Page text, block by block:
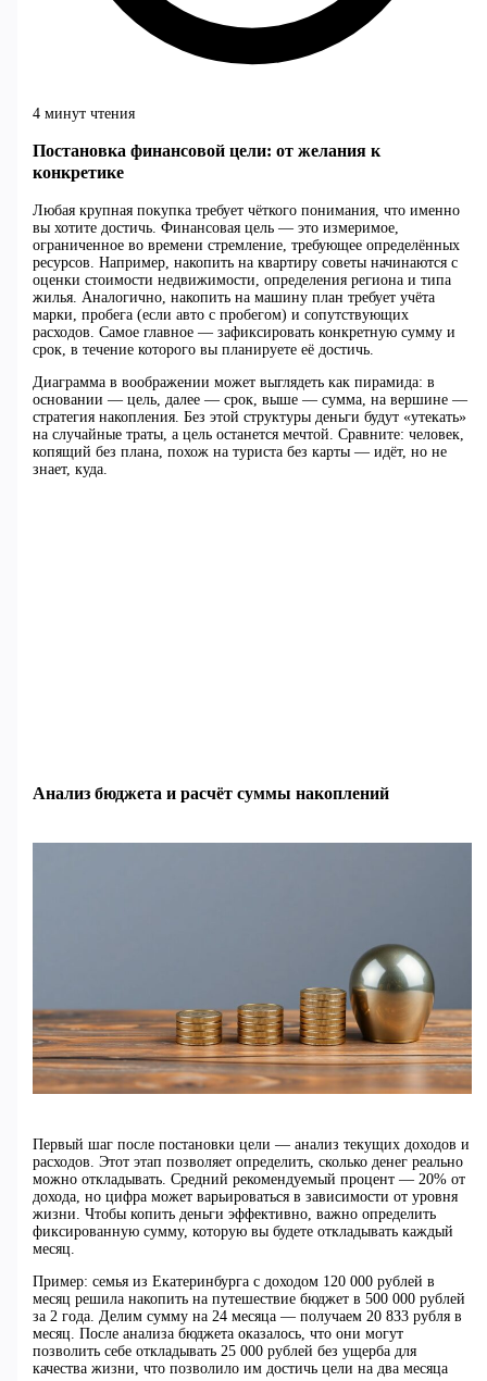
4 минут чтения
Постановка финансовой цели: от желания к
конкретике
Любая крупная покупка требует чёткого понимания, что именно
вы хотите достичь. Финансовая цель — это измеримое,
ограниченное во времени стремление, требующее определённых
ресурсов. Например, накопить на квартиру советы начинаются с
оценки стоимости недвижимости, определения региона и типа
жилья. Аналогично, накопить на машину план требует учёта
марки, пробега (если авто с пробегом) и сопутствующих
расходов. Самое главное — зафиксировать конкретную сумму и
срок, в течение которого вы планируете её достичь.
Диаграмма в воображении может выглядеть как пирамида: в
основании — цель, далее — срок, выше — сумма, на вершине —
стратегия накопления. Без этой структуры деньги будут «утекать»
на случайные траты, а цель останется мечтой. Сравните: человек,
копящий без плана, похож на туриста без карты — идёт, но не
знает, куда.
Анализ бюджета и расчёт суммы накоплений
Первый шаг после постановки цели — анализ текущих доходов и
расходов. Этот этап позволяет определить, сколько денег реально
можно откладывать. Средний рекомендуемый процент — 20% от
дохода, но цифра может варьироваться в зависимости от уровня
жизни. Чтобы копить деньги эффективно, важно определить
фиксированную сумму, которую вы будете откладывать каждый
месяц.
Пример: семья из Екатеринбурга с доходом 120 000 рублей в
месяц решила накопить на путешествие бюджет в 500 000 рублей
за 2 года. Делим сумму на 24 месяца — получаем 20 833 рубля в
месяц. После анализа бюджета оказалось, что они могут
позволить себе откладывать 25 000 рублей без ущерба для
качества жизни, что позволило им достичь цели на два месяца